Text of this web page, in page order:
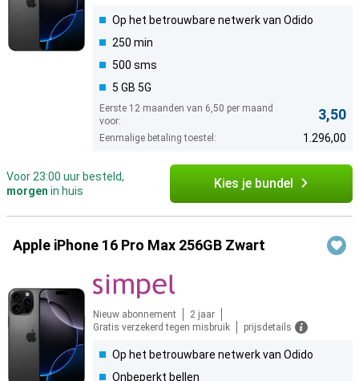
Op het betrouwbare netwerk van Odido
250 min
500 sms
5 GB 5G
Eerste 12 maanden van 6,50 per maand
voor:
3,50
Eenmalige betaling toestel: 1.296,00
Voor 23:00 uur besteld,
morgen in huis Kies je bundel
Apple iPhone 16 Pro Max 256GB Zwart
Nieuw abonnement
2 jaar
Gratis verzekerd tegen misbruik
prijsdetails
Op het betrouwbare netwerk van Odido
Onbeperkt bellen